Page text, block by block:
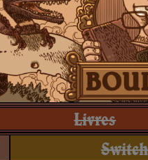
Livres